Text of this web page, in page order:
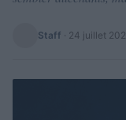
Staff · 24 juillet